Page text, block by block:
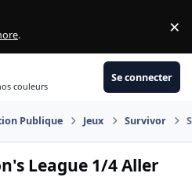
. ×
couleurs
Se connecter
Publique Jeux Survivor
League 1/4 Aller